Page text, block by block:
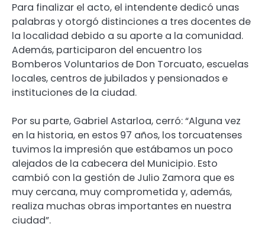
Para finalizar el acto, el intendente dedicó unas
palabras y otorgó distinciones a tres docentes de
la localidad debido a su aporte a la comunidad.
Además, participaron del encuentro los
Bomberos Voluntarios de Don Torcuato, escuelas
locales, centros de jubilados y pensionados e
instituciones de la ciudad.
Por su parte, Gabriel Astarloa, cerró: “Alguna vez
en la historia, en estos 97 años, los torcuatenses
tuvimos la impresión que estábamos un poco
alejados de la cabecera del Municipio. Esto
cambió con la gestión de Julio Zamora que es
muy cercana, muy comprometida y, además,
realiza muchas obras importantes en nuestra
ciudad”.